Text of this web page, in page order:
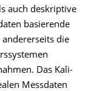
auch deskrip­tive
basie­rende
anderer­seits die
Das Kali­
Mess­daten